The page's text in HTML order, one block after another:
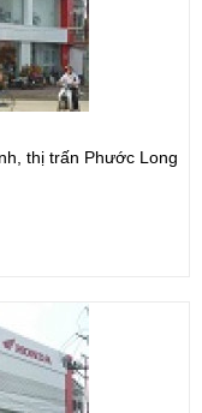
thị trấn Phước Long